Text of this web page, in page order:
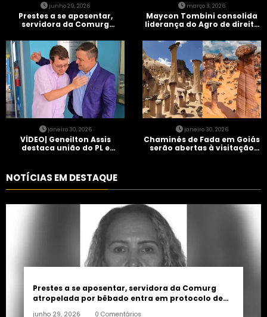
junho 29, 2026
Prestes a se aposentar,
servidora da Comurg
entra em protocolo de
morte encefálica
março 3, 2026
Maycon Tombini consolida
liderança do Agro de direita
Brasil” em Goiânia
janeiro 30, 2026
VÍDEO| Geneilton Assis
destaca união do PL e
janeiro 30, 2026
Chaminés de Fada em Goiás
serão abertas à visitação
NOTÍCIAS EM DESTAQUE
Prestes a se aposentar, servidora da Comurg
atropelada por bêbado entra em protocolo de
junho 29, 2026 0 Comentários